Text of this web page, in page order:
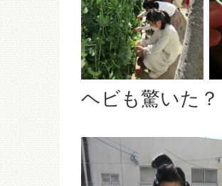
ヘビも驚いた？